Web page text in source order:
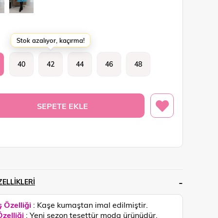
40 42 44 46 48
Özelliği : Kaşe kumaştan imal edilmiştir.
: Yeni sezon tesettür moda ürünüdür.
Stok azalıyor, kaçırma!